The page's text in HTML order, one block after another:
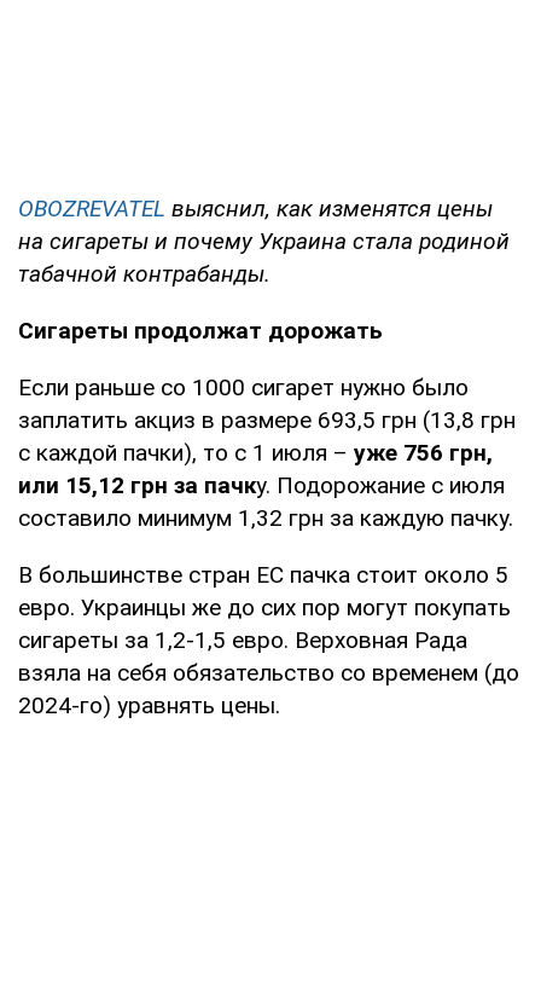
OBOZREVATEL выяснил, как изменятся цены
на сигареты и почему Украина стала родиной
табачной контрабанды.
Сигареты продолжат дорожать
Если раньше со 1000 сигарет нужно было
заплатить акциз в размере 693,5 грн (13,8 грн
с каждой пачки), то с 1 июля – уже 756 грн,
или 15,12 грн за пачку. Подорожание с июля
составило минимум 1,32 грн за каждую пачку.
В большинстве стран ЕС пачка стоит около 5
евро. Украинцы же до сих пор могут покупать
сигареты за 1,2-1,5 евро. Верховная Рада
взяла на себя обязательство со временем (до
2024-го) уравнять цены.